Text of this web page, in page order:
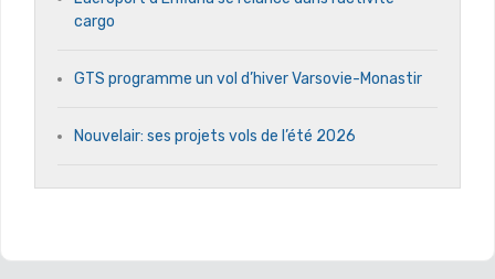
cargo
GTS programme un vol d’hiver Varsovie-Monastir
Nouvelair: ses projets vols de l’été 2026